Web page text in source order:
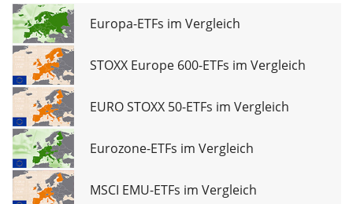
Europa-ETFs im Vergleich
STOXX Europe 600-ETFs im Vergleich
EURO STOXX 50-ETFs im Vergleich
Eurozone-ETFs im Vergleich
MSCI EMU-ETFs im Vergleich